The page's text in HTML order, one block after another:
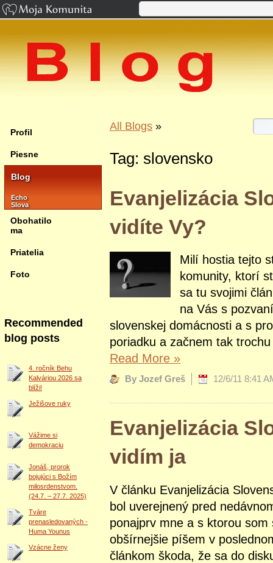
All Blogs »
Tag: slovensko
Evanjelizácia
vidíte Vy?
Milí hostia tejto
komunity, ktorí
sa tu svojimi
na Vás s
slovenskej domácnosti a s
poriadku a začnem tak
Read More »
By Jozef Greš 12/6/11 8:41
Evanjelizácia
vidím ja
V článku Evanjelizácia
bol uverejnený pred
ponajprv mne a s ktorou
obšírnejšie píšem v
článkom škoda, že sa do
Profil
Piesne
Blog
Echo
Slova
Obohatilo
ma
Priatelia
Foto
Recommended
blog posts
4. ročník Behu
Kalváriou 2026 sa
blíži!
Ježišove ruky
Vážime si
demokraciu
Jonáš, prorok
bojujúci s Božím
milosrdenstvom.
(24.7. – 27.7. 2025)
Tváre
prenasledovaných -
Huma Younus
Vzácne ženy